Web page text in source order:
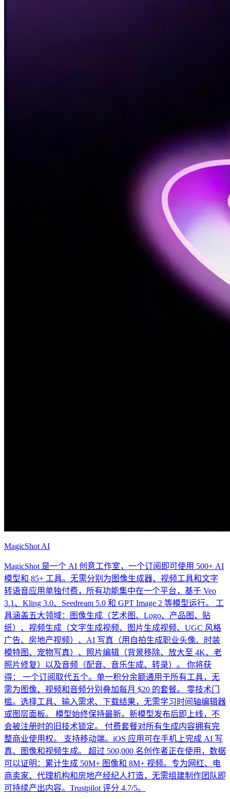
MagicShot AI
MagicShot 是一个 AI 创意工作室，一个订阅即可使用 500+ AI
模型和 85+ 工具。无需分别为图像生成器、视频工具和文字
转语音应用单独付费，所有功能集中在一个平台，基于 Veo
3.1、Kling 3.0、Seedream 5.0 和 GPT Image 2 等模型运行。 工
具涵盖五大领域：图像生成（艺术图、Logo、产品图、贴
纸）、视频生成（文字生成视频、图片生成视频、UGC 风格
广告、房地产视频）、AI 写真（用自拍生成职业头像、时装
模特图、宠物写真）、照片编辑（背景移除、放大至 4K、老
照片修复）以及音频（配音、音乐生成、转录）。 你将获
得： 一个订阅取代五个。单一积分余额通用于所有工具，无
需为图像、视频和音频分别叠加每月 $20 的套餐。 零技术门
槛。选择工具、输入需求、下载结果，无需学习时间轴编辑器
或图层面板。 模型始终保持最新。新模型发布后即上线，不
会被注册时的旧技术锁定。 付费套餐对所有生成内容拥有完
整商业使用权。 支持移动端。iOS 应用可在手机上完成 AI 写
真、图像和视频生成。 超过 500,000 名创作者正在使用，数据
可以证明：累计生成 50M+ 图像和 8M+ 视频。专为网红、电
商卖家、代理机构和房地产经纪人打造，无需组建制作团队即
可持续产出内容。Trustpilot 评分 4.7/5。